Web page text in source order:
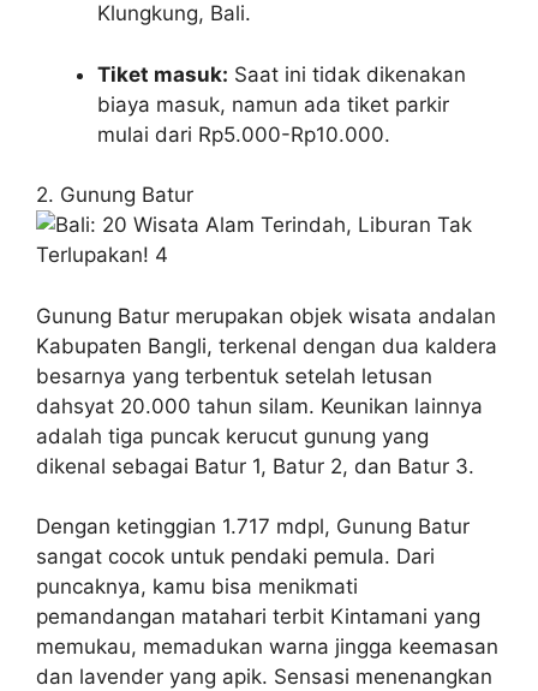
Klungkung, Bali.
Tiket masuk: Saat ini tidak dikenakan
biaya masuk, namun ada tiket parkir
mulai dari Rp5.000-Rp10.000.
2. Gunung Batur
Gunung Batur merupakan objek wisata andalan
Kabupaten Bangli, terkenal dengan dua kaldera
besarnya yang terbentuk setelah letusan
dahsyat 20.000 tahun silam. Keunikan lainnya
adalah tiga puncak kerucut gunung yang
dikenal sebagai Batur 1, Batur 2, dan Batur 3.
Dengan ketinggian 1.717 mdpl, Gunung Batur
sangat cocok untuk pendaki pemula. Dari
puncaknya, kamu bisa menikmati
pemandangan matahari terbit Kintamani yang
memukau, memadukan warna jingga keemasan
dan lavender yang apik. Sensasi menenangkan